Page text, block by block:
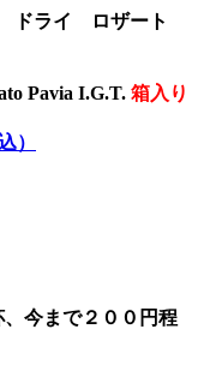
ドライ
ロザート
Pavia I.G.T. 箱入り
）
今まで２００円程